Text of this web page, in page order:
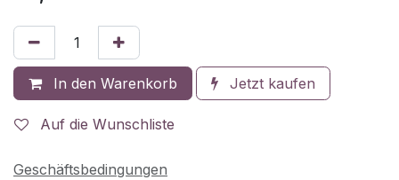
In den Warenkorb Jetzt kaufen
Auf die Wunschliste
Geschäftsbedingungen